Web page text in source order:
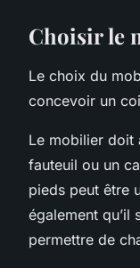
Choisir le
Le choix du
concevoir un
Le mobilier doit
fauteuil ou un
pieds peut être
également qu’il
permettre de